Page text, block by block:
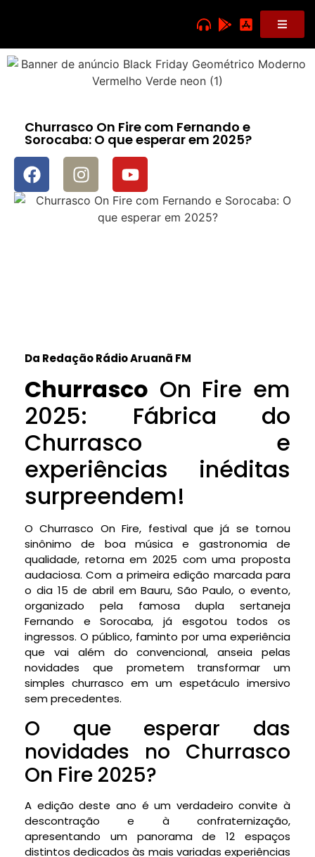
Churrasco On Fire com Fernando e
Sorocaba: O que esperar em 2025?
Da Redação Rádio Aruanã FM
Churrasco On Fire em
2025: Fábrica do
Churrasco e
experiências inéditas
surpreendem!
O Churrasco On Fire, festival que já se tornou
sinônimo de boa música e gastronomia de
qualidade, retorna em 2025 com uma proposta
audaciosa. Com a primeira edição marcada para
o dia 15 de abril em Bauru, São Paulo, o evento,
organizado pela famosa dupla sertaneja
Fernando e Sorocaba, já esgotou todos os
ingressos. O público, faminto por uma experiência
que vai além do convencional, anseia pelas
novidades que prometem transformar um
simples churrasco em um espetáculo imersivo
sem precedentes.
O que esperar das
novidades no Churrasco
On Fire 2025?
A edição deste ano é um verdadeiro convite à
descontração e à confraternização,
apresentando um panorama de 12 espaços
distintos dedicados às mais variadas experiências